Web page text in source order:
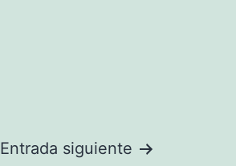
Entrada siguiente